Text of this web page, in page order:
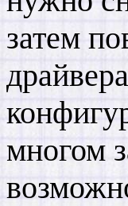
затем
многом